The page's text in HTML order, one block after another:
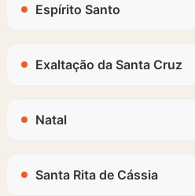
Espírito Santo
Exaltação da Santa Cruz
Natal
Santa Rita de Cássia